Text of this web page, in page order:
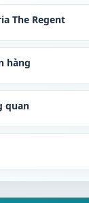
The Regent
hàng
quan